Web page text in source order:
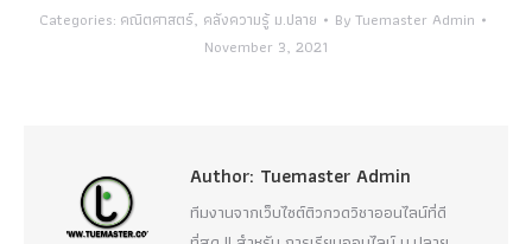
Categories: คณิตศาสตร์, คลังความรู้ ม.ปลาย ByTuemaster Admin
November 3, 2021
Author: Tuemaster Admin
ทีมงานจากเว็บไซต์ติวกวดวิชาออนไลน์ที่ดี